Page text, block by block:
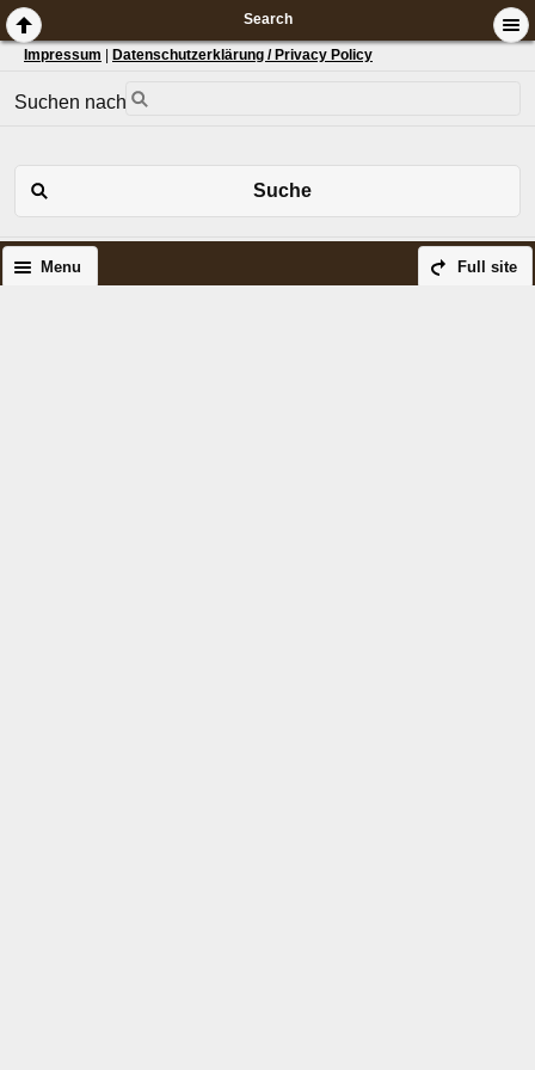
Search
Impressum Datenschutzerklärung / Privacy Policy
Suchen nach:
Suche
Full site
Menu